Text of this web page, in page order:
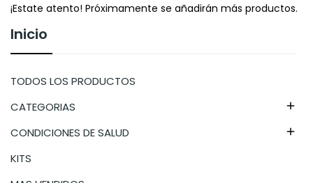
Inicio
TODOS LOS PRODUCTOS
CATEGORIAS

CONDICIONES DE SALUD 
KITS
¡Estate atento! Próximamente se añadirán más productos.